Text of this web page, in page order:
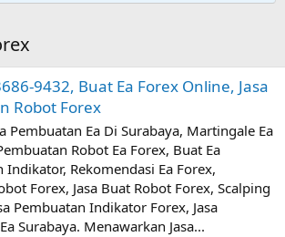
9432, Buat Ea Forex Online, Jasa
Robot Forex
Pembuatan Ea Di Surabaya, Martingale Ea
Robot Ea Forex, Buat Ea
Indikator, Rekomendasi Ea Forex,
Forex, Jasa Buat Robot Forex, Scalping
Pembuatan Indikator Forex, Jasa
Surabaya. Menawarkan Jasa...